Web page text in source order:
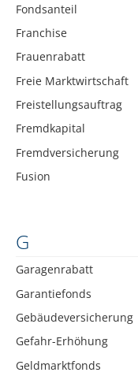
Fondsanteil
Franchise
Frauenrabatt
Freie Marktwirtschaft
Freistellungsauftrag
Fremdkapital
Fremdversicherung
Fusion
G
Garagenrabatt
Garantiefonds
Gebäudeversicherung
Gefahr-Erhöhung
Geldmarktfonds